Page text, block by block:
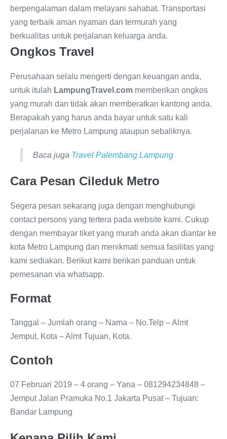
berpengalaman dalam melayani sahabat. Transportasi
yang terbaik aman nyaman dan termurah yang
berkualitas untuk perjalanan keluarga anda.
Ongkos Travel
Perusahaan selalu mengerti dengan keuangan anda,
untuk itulah LampungTravel.com memberikan ongkos
yang murah dan tidak akan memberatkan kantong anda.
Berapakah yang harus anda bayar untuk satu kali
perjalanan ke Metro Lampung ataupun sebaliknya.
Baca juga Travel Palembang Lampung
Cara Pesan Cileduk Metro
Segera pesan sekarang juga dengan menghubungi
contact persons yang tertera pada website kami. Cukup
dengan membayar tiket yang murah anda akan diantar ke
kota Metro Lampung dan menikmati semua fasilitas yang
kami sediakan. Berikut kami berikan panduan untuk
pemesanan via whatsapp.
Format
Tanggal – Jumlah orang – Nama – No.Telp – Almt
Jemput, Kota – Almt Tujuan, Kota.
Contoh
07 Februari 2019 – 4 orang – Yana – 081294234848 –
Jemput Jalan Pramuka No.1 Jakarta Pusat – Tujuan:
Bandar Lampung